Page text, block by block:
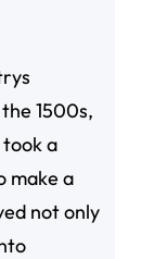
1500s,
a
make a
not only